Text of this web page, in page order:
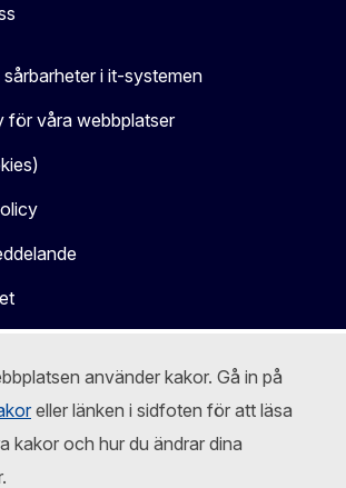
använder kakor. Gå in på
eller länken i sidfoten för att läsa
kakor och hur du ändrar dina
i it-systemen
för våra webbplatser